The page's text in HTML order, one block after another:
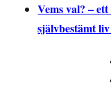
Vems val? –
självbestämt